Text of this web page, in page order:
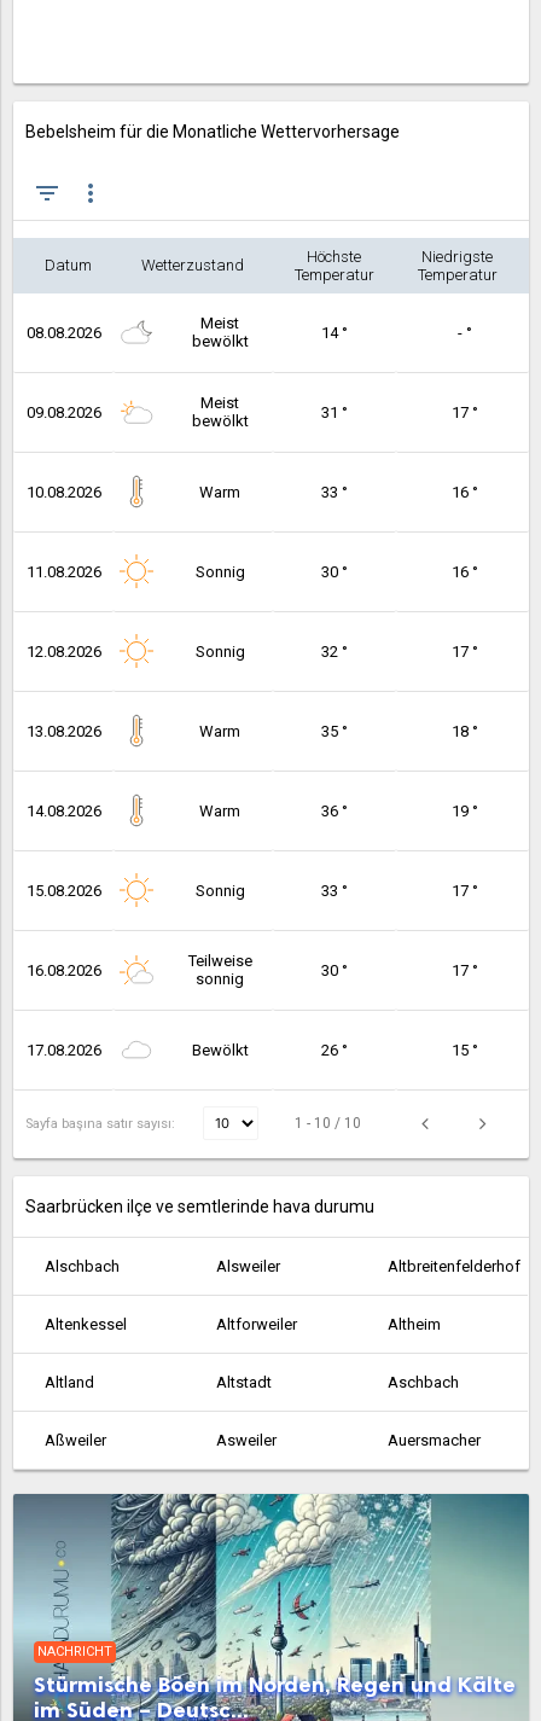
Bebelsheim für die Monatliche Wettervorhersage
filter_list more_vert
Datum Wetterzustand
Höchste
Temperatur
Niedrigste
Temperatur
08.08.2026
Meist
bewölkt
14 ° - °
09.08.2026
Meist
bewölkt
31 ° 17 °
10.08.2026 Warm 33 ° 16 °
11.08.2026 Sonnig 30 ° 16 °
12.08.2026 Sonnig 32 ° 17 °
13.08.2026 Warm 35 ° 18 °
14.08.2026 Warm 36 ° 19 °
15.08.2026 Sonnig 33 ° 17 °
16.08.2026
Teilweise
sonnig
30 ° 17 °
17.08.2026 Bewölkt 26 ° 15 °
Sayfa başına satır sayısı: 1 - 10 / 10
Saarbrücken ilçe ve semtlerinde hava durumu
Alschbach Alsweiler Altbreitenfelderhof
Altenkessel Altforweiler Altheim
Altland Altstadt Aschbach
Aßweiler Asweiler Auersmacher
Bachem Ballern Ballweiler
Baltersweiler Bardenbach Bayerisch Kohlhof
Beaumarais Bebelsheim Beckingen
Bedersdorf Beeden Bergen
NACHRICHT
Stürmische Böen im Norden, Regen und Kälte
im Süden – Deutsc...